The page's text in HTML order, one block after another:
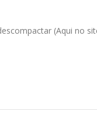
(Aqui no